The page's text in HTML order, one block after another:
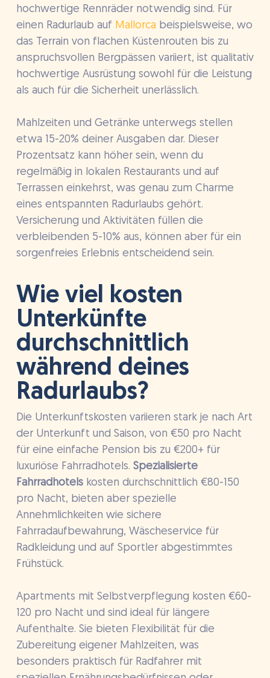
hochwertige Rennräder notwendig sind. Für
einen Radurlaub auf Mallorcabeispielsweise, wo
das Terrain von flachen Küstenrouten bis zu
anspruchsvollen Bergpässen variiert, ist qualitativ
hochwertige Ausrüstung sowohl für die Leistung
als auch für die Sicherheit unerlässlich.
Mahlzeiten und Getränke unterwegs stellen
etwa 15-20% deiner Ausgaben dar. Dieser
Prozentsatz kann höher sein, wenn du
regelmäßig in lokalen Restaurants und auf
Terrassen einkehrst, was genau zum Charme
eines entspannten Radurlaubs gehört.
Versicherung und Aktivitäten füllen die
verbleibenden 5-10% aus, können aber für ein
sorgenfreies Erlebnis entscheidend sein.
Wie viel kosten
Unterkünfte
durchschnittlich
während deines
Radurlaubs?
Die Unterkunftskosten variieren stark je nach Art
der Unterkunft und Saison, von €50 pro Nacht
für eine einfache Pension bis zu €200+ für
luxuriöse Fahrradhotels. Spezialisierte
Fahrradhotelskosten durchschnittlich €80-150
pro Nacht, bieten aber spezielle
Annehmlichkeiten wie sichere
Fahrradaufbewahrung, Wäscheservice für
Radkleidung und auf Sportler abgestimmtes
Frühstück.
Apartments mit Selbstverpflegung kosten €60-
120 pro Nacht und sind ideal für längere
Aufenthalte. Sie bieten Flexibilität für die
Zubereitung eigener Mahlzeiten, was
besonders praktisch für Radfahrer mit